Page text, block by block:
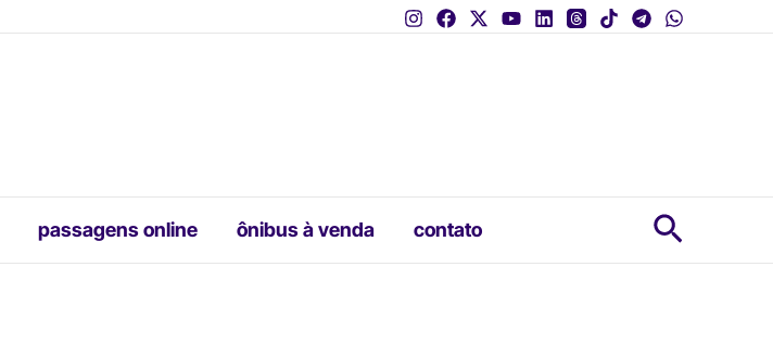
passagens online ônibus à venda contato